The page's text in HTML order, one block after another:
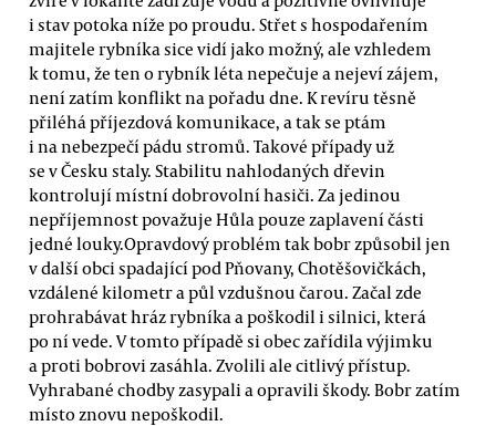
i stav potoka níže po proudu. Střet s hospodařením
majitele rybníka sice vidí jako možný, ale vzhledem
k tomu, že ten o rybník léta nepečuje a nejeví zájem,
není zatím konflikt na pořadu dne. K revíru těsně
přiléhá příjezdová komunikace, a tak se ptám
i na nebezpečí pádu stromů. Takové případy už
se v Česku staly. Stabilitu nahlodaných dřevin
kontrolují místní dobrovolní hasiči. Za jedinou
nepříjemnost považuje Hůla pouze zaplavení části
jedné louky.Opravdový problém tak bobr způsobil jen
v další obci spadající pod Pňovany, Chotěšovičkách,
vzdálené kilometr a půl vzdušnou čarou. Začal zde
prohrabávat hráz rybníka a poškodil i silnici, která
po ní vede. V tomto případě si obec zařídila výjimku
a proti bobrovi zasáhla. Zvolili ale citlivý přístup.
Vyhrabané chodby zasypali a opravili škody. Bobr zatím
místo znovu nepoškodil.